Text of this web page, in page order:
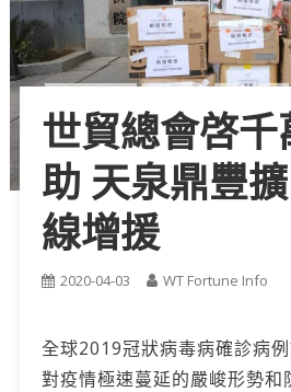
世貿總會啓千
助 天泉鼎豐
線增援
2020-04-03 WT Fortune Info
全球2019冠狀病毒病確診病
對疫情極速蔓延的嚴峻形勢和